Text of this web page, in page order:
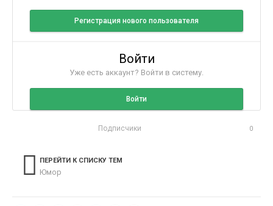
Регистрация нового пользователя
Войти
Уже есть аккаунт? Войти в систему.
Войти
Подписчики 0
ПЕРЕЙТИ К СПИСКУ ТЕМ
Юмор